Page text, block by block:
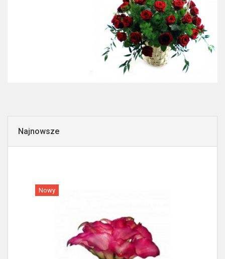
Najnowsze
Nowy